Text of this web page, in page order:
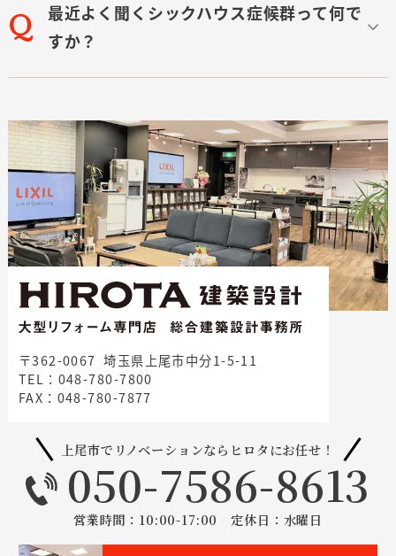
最近よく聞くシックハウス症候群って何で
すか？
〒362-0067 埼玉県上尾市中分1-5-11
TEL：048-780-7800
FAX：048-780-7877
上尾市でリノベーションならヒロタにお任せ！
050-7586-8613
営業時間：10:00-17:00 定休日：水曜日